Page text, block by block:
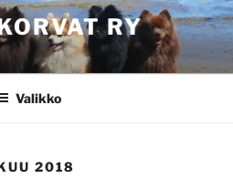
RY
Valikko
2018